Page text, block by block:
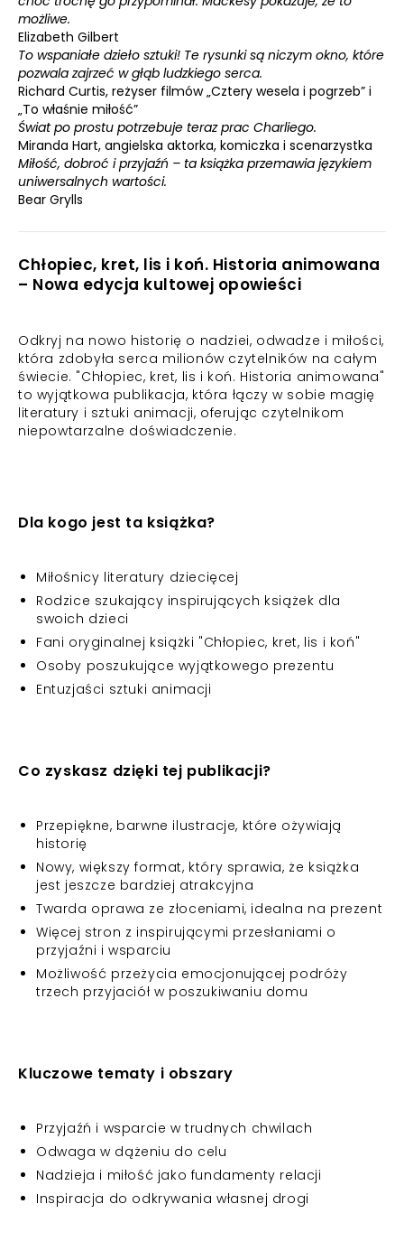
możliwe.
Elizabeth Gilbert
To wspaniałe dzieło sztuki! Te rysunki są niczym okno, które
pozwala zajrzeć w głąb ludzkiego serca.
Richard Curtis, reżyser filmów „Cztery wesela i pogrzeb” i
„To właśnie miłość”
Świat po prostu potrzebuje teraz prac Charliego.
Miranda Hart, angielska aktorka, komiczka i scenarzystka
Miłość, dobroć i przyjaźń – ta książka przemawia językiem
uniwersalnych wartości.
Bear Grylls
Chłopiec, kret, lis i koń. Historia animowana
– Nowa edycja kultowej opowieści
Odkryj na nowo historię o nadziei, odwadze i miłości,
która zdobyła serca milionów czytelników na całym
świecie. "Chłopiec, kret, lis i koń. Historia animowana"
to wyjątkowa publikacja, która łączy w sobie magię
literatury i sztuki animacji, oferując czytelnikom
niepowtarzalne doświadczenie.
Dla kogo jest ta książka?
Miłośnicy literatury dziecięcej
Rodzice szukający inspirujących książek dla
swoich dzieci
Fani oryginalnej książki "Chłopiec, kret, lis i koń"
Osoby poszukujące wyjątkowego prezentu
Entuzjaści sztuki animacji
Co zyskasz dzięki tej publikacji?
Przepiękne, barwne ilustracje, które ożywiają
historię
Nowy, większy format, który sprawia, że książka
jest jeszcze bardziej atrakcyjna
Twarda oprawa ze złoceniami, idealna na prezent
Więcej stron z inspirującymi przesłaniami o
przyjaźni i wsparciu
Możliwość przeżycia emocjonującej podróży
trzech przyjaciół w poszukiwaniu domu
Kluczowe tematy i obszary
Przyjaźń i wsparcie w trudnych chwilach
Odwaga w dążeniu do celu
Nadzieja i miłość jako fundamenty relacji
Inspiracja do odkrywania własnej drogi